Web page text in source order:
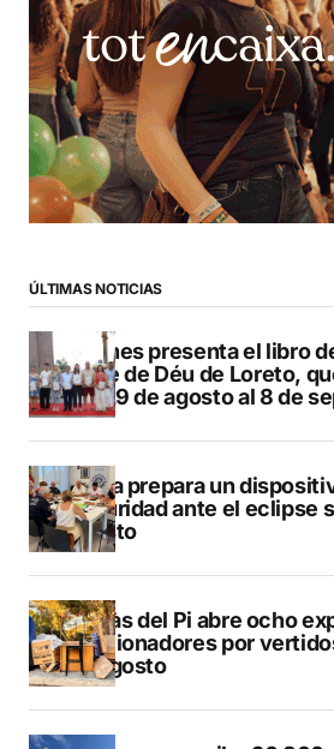
ÚLTIMAS NOTICIAS
Duanes presenta el libro
Mare de Déu de Loreto,
del 29 de agosto al 8 de
Xàbia prepara un
seguridad ante el eclipse
agosto
L’Alfàs del Pi abre ocho
sancionadores por
en agosto